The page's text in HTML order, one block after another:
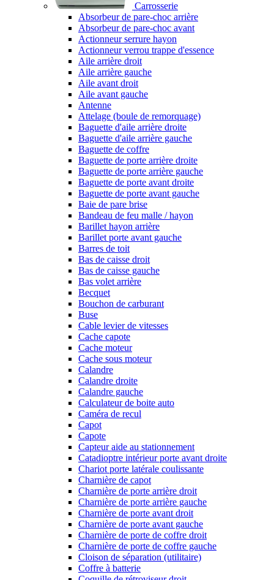
Carrosserie
Absorbeur de pare-choc arrière
Absorbeur de pare-choc avant
Actionneur serrure hayon
Actionneur verrou trappe d'essence
Aile arrière droit
Aile arrière gauche
Aile avant droit
Aile avant gauche
Antenne
Attelage (boule de remorquage)
Baguette d'aile arrière droite
Baguette d'aile arrière gauche
Baguette de coffre
Baguette de porte arrière droite
Baguette de porte arrière gauche
Baguette de porte avant droite
Baguette de porte avant gauche
Baie de pare brise
Bandeau de feu malle / hayon
Barillet hayon arrière
Barillet porte avant gauche
Barres de toit
Bas de caisse droit
Bas de caisse gauche
Bas volet arrière
Becquet
Bouchon de carburant
Buse
Cable levier de vitesses
Cache capote
Cache moteur
Cache sous moteur
Calandre
Calandre droite
Calandre gauche
Calculateur de boite auto
Caméra de recul
Capot
Capote
Capteur aide au stationnement
Catadioptre intérieur porte avant droite
Chariot porte latérale coulissante
Charnière de capot
Charnière de porte arrière droit
Charnière de porte arrière gauche
Charnière de porte avant droit
Charnière de porte avant gauche
Charnière de porte de coffre droit
Charnière de porte de coffre gauche
Cloison de séparation (utilitaire)
Coffre à batterie